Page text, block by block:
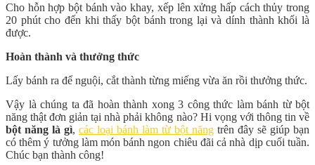
Cho hỗn hợp bột bánh vào khay, xếp lên xửng hấp cách thủy trong
20 phút cho đến khi thấy bột bánh trong lại và dính thành khối là
được.
Hoàn thành và thưởng thức
Lấy bánh ra để nguội, cắt thành từng miếng vừa ăn rồi thưởng thức.
Vậy là chúng ta đã hoàn thành xong 3 công thức làm bánh từ bột
năng thật đơn giản tại nhà phải không nào? Hi vọng với thông tin về
bột năng là gì, các loại bánh làm từ bột năng trên đây sẽ giúp bạn
có thêm ý tưởng làm món bánh ngon chiêu đãi cả nhà dịp cuối tuần.
Chúc bạn thành công!